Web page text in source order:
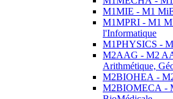
M1MIE - M1
M1MPRI - M1
l'Informatique
M1PHYSICS -
M2AAG - M2
Arithmétique,
M2BIOHEA -
M2BIOMECA -